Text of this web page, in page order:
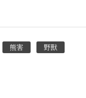
熊害 野獸